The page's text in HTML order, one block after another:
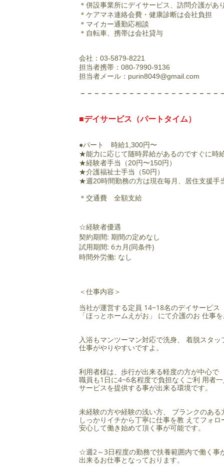
＊併設事業所にデイサービス、訪問介護があ
＊ケアマネ連絡会費・健康診断は会社負担
＊マイカー通勤応相談
＊自転車、携帯は会社貸与
会社：03-5879-8221
担当者携帯：080-7990-9136
担当者メール： purin8049@gmail.com
－－－－－－－－－－－－－－－－－－－－
■デイサービス（パートタイム）
●パート 時給1,300円〜
★能力に応じて随時昇給があるのですぐに時
★経験者手当（20円〜150円）
★介護福祉士手当（50円）
★週20時間勤務の方は現在毎月、居住支援手
＊ 交通費 全額支給
☆経験者優遇
契約期間: 期間の定めなし
試用期間: 6カ月(同条件)
時間外労働: なし
＜仕事内容＞
当社が運営する定員 14~18名のデイサービス
「ほっとホームえがお」 にて介護のお 仕事
入浴もマンツーマン対応で洗身、 着脱スタッ
仕事がやりやすいですよ。
利用者様は、歩行が出来る軽度の方が中心で
職員も1日に4~6名程度で負担なくご利 用者
サービスを提供する事が出来る環境です。
未経験の方や経験の浅い方、 ブランクのある
しっかりイチから丁寧に仕事を教 えてフォロ
安心して働き始めて頂く事が可能です。
☆週2～3日程度の勤務で扶養範囲内で働く事
出来るお仕事となっております。